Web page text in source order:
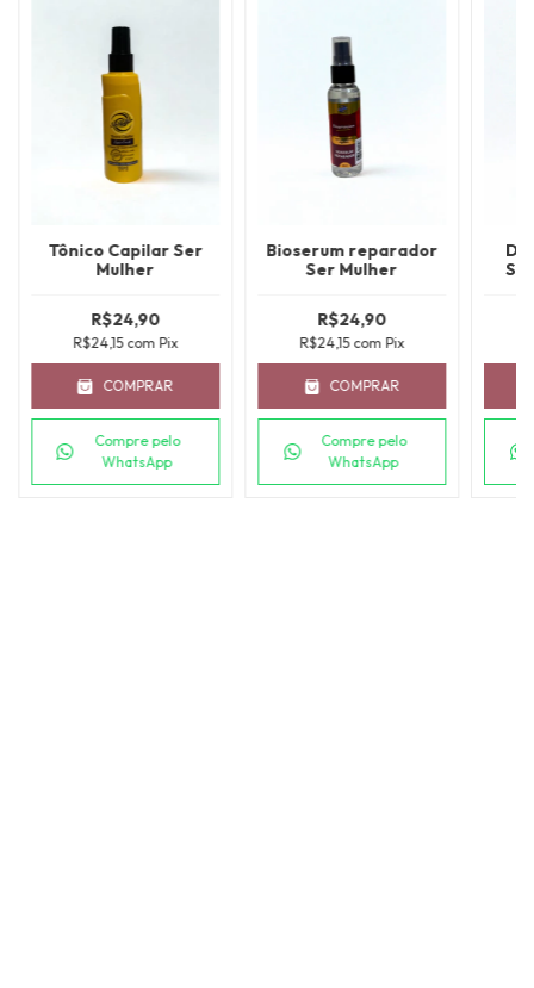
Tônico Capilar Ser
Mulher
R$24,90
R$24,15 com Pix
COMPRAR
Compre pelo
WhatsApp
Bioserum reparador
Ser Mulher
R$24,90
R$24,15 com Pix
COMPRAR
Compre pelo
WhatsApp